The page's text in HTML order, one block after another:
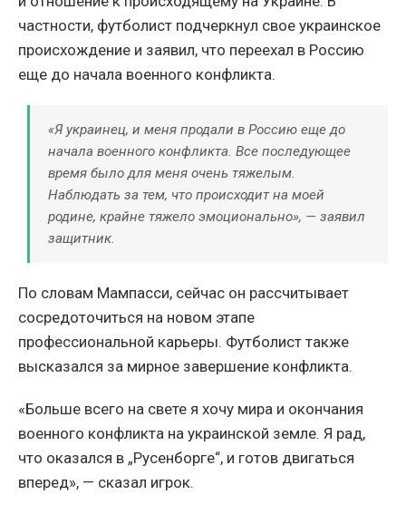
частности, футболист подчеркнул свое украинское
происхождение и заявил, что переехал в Россию
еще до начала военного конфликта.
«Я украинец, и меня продали в Россию еще до
начала военного конфликта. Все последующее
время было для меня очень тяжелым.
Наблюдать за тем, что происходит на моей
родине, крайне тяжело эмоционально», — заявил
защитник.
По словам Мампасси, сейчас он рассчитывает
сосредоточиться на новом этапе
профессиональной карьеры. Футболист также
высказался за мирное завершение конфликта.
«Больше всего на свете я хочу мира и окончания
военного конфликта на украинской земле. Я рад,
что оказался в „Русенборге“, и готов двигаться
вперед», — сказал игрок.